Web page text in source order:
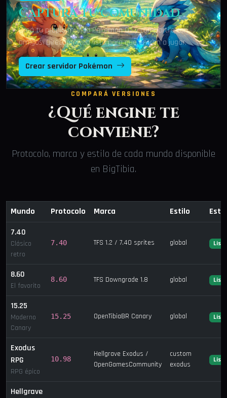
Capturá tu comunidad
Creá tu propio mundo Pokémon OT y compartilo con
amigos. Dirección web lista para que entren a jugar.
Crear servidor Pokémon
COMPARÁ VERSIONES
¿Qué engine te
conviene?
Protocolo, marca y estilo de cada mundo disponible
en BigTibia.
Mundo Protocolo Marca Estilo
7.40
Clásico
retro
7.40 TFS 1.2 / 7.40 sprites global Listo
8.60
El favorito
8.60 TFS Downgrade 1.8 global Listo
15.25
Moderno
Canary
15.25 OpenTibiaBR Canary global Listo
Exodus
RPG
RPG épico
10.98
Hellgrave Exodus /
OpenGamesCommunity
custom
exodus
Listo
Hellgrave